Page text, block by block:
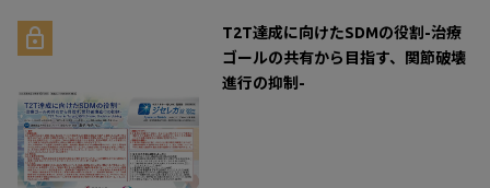
T2T達成に向けたSDMの役割-治療
ゴールの共有から目指す、関節破壊
進行の抑制-